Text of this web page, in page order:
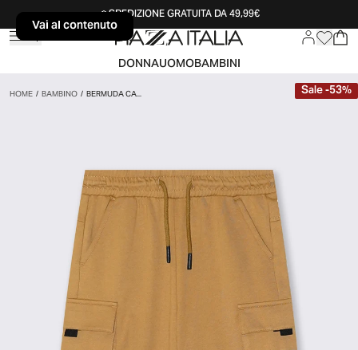
Vai al contenutoSPEDIZIONE GRATUITA DA 49,99€
DONNAUOMOBAMBINI
HOME/BAMBINO/BERMUDA CA... Sale-53%
Vai al contenuto